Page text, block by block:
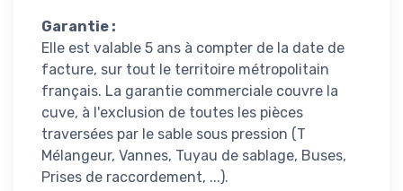
Garantie :
Elle est valable 5 ans à compter de la date de
facture, sur tout le territoire métropolitain
français. La garantie commerciale couvre la
cuve, à l'exclusion de toutes les pièces
traversées par le sable sous pression (T
Mélangeur, Vannes, Tuyau de sablage, Buses,
Prises de raccordement, ...).